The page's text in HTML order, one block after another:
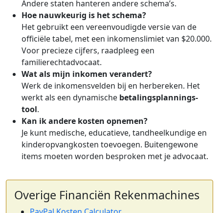
Andere staten hanteren andere schema’s.
Hoe nauwkeurig is het schema?
Het gebruikt een vereenvoudigde versie van de
officiële tabel, met een inkomenslimiet van $20.000.
Voor precieze cijfers, raadpleeg een
familierechtadvocaat.
Wat als mijn inkomen verandert?
Werk de inkomensvelden bij en herbereken. Het
werkt als een dynamische betalingsplannings-
tool.
Kan ik andere kosten opnemen?
Je kunt medische, educatieve, tandheelkundige en
kinderopvangkosten toevoegen. Buitengewone
items moeten worden besproken met je advocaat.
Overige Financiën Rekenmachines